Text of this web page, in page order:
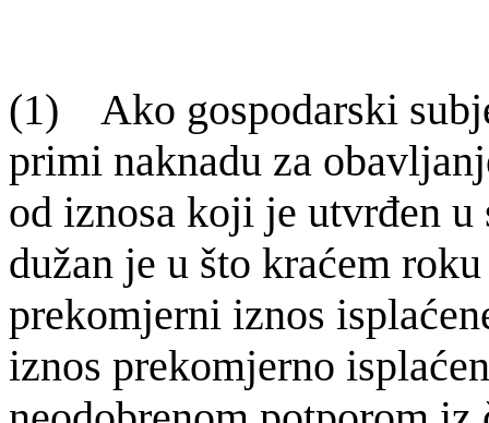
(1) Ako gospodarski
primi naknadu za
od iznosa koji je utvrđen u
dužan je u što kraćem
prekomjerni iznos
iznos prekomjerno